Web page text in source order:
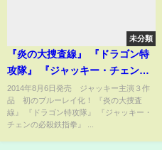
未分類
『炎の大捜査線』 『ドラゴン特
攻隊』 『ジャッキー・チェンの
必殺鉄指拳』
2014年8月6日発売 ジャッキー主演３作
品 初のブルーレイ化！ 『炎の大捜査
線』 『ドラゴン特攻隊』 『ジャッキー・
チェンの必殺鉄指拳』 ...